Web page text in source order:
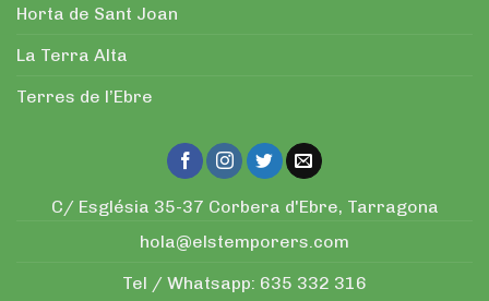
Horta de Sant Joan
La Terra Alta
Terres de l’Ebre
C/ Església 35-37 Corbera d'Ebre, Tarragona
hola@elstemporers.com
Tel / Whatsapp: 635 332 316